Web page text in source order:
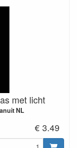
met licht
NL
€ 3.49